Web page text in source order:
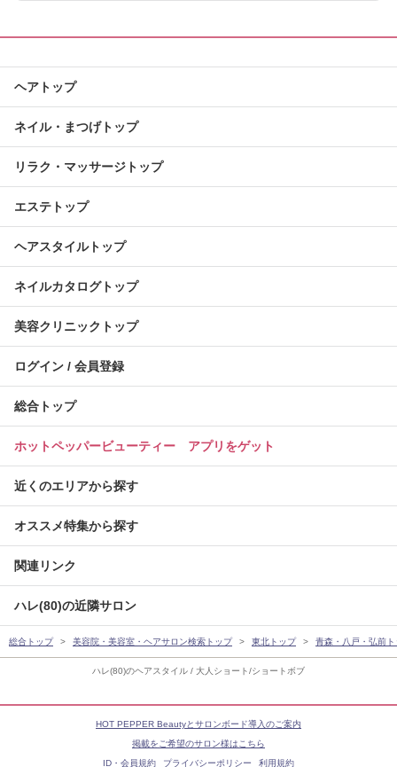
ハレ(80)のヘアスタイル / 大人ショート/ショートボブ
ヘアトップ
ネイル・まつげトップ
リラク・マッサージトップ
エステトップ
ヘアスタイルトップ
ネイルカタログトップ
美容クリニックトップ
ログイン / 会員登録
総合トップ
ホットペッパービューティー アプリをゲット
近くのエリアから探す
オススメ特集から探す
関連リンク
ハレ(80)の近隣サロン
総合トップ 美容院・美容室・ヘアサロン検索トップ 東北トップ 青森・八戸・弘前ト
HOT PEPPER Beautyとサロンボード導入のご案内
掲載をご希望のサロン様はこちら
ID・会員規約
プライバシーポリシー 利用規約